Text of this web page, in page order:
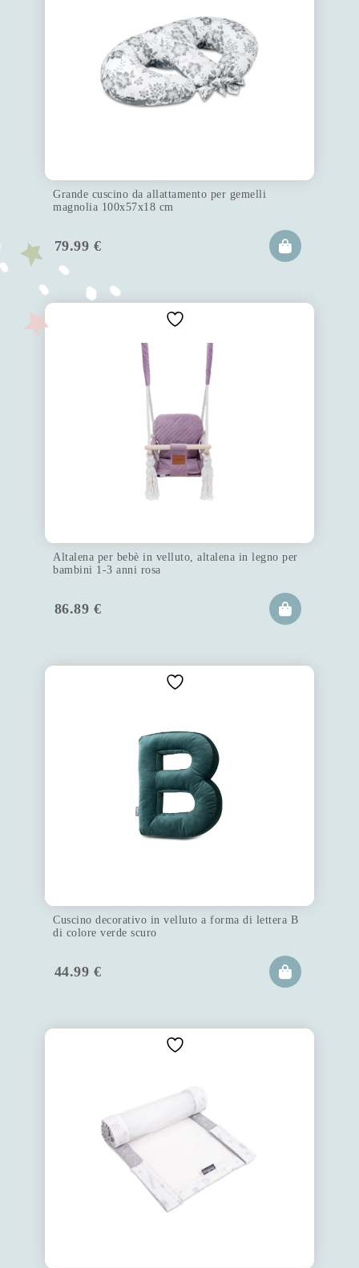
Grande cuscino da allattamento per gemelli
magnolia 100x57x18 cm
79.99 €
Altalena per bebè in velluto, altalena in legno per
bambini 1-3 anni rosa
86.89 €
Cuscino decorativo in velluto a forma di lettera B
di colore verde scuro
44.99 €